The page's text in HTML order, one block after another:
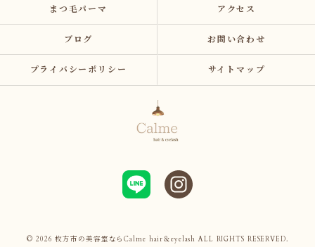
まつ毛パーマ アクセス
ブログ お問い合わせ
プライバシーポリシー サイトマップ
© 2026 枚方市の美容室ならCalme hair＆eyelash ALL RIGHTS RESERVED.